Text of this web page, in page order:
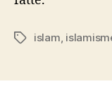
Stikkord
islam,